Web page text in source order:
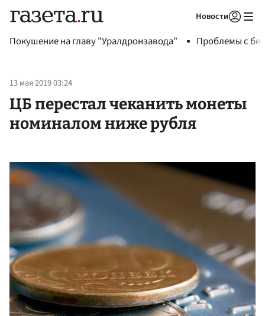
Новости
Покушение на главу "Уралдронзавода" Проблемы с
13 мая 2019 03:24
ЦБ перестал чеканить монеты
номиналом ниже рубля